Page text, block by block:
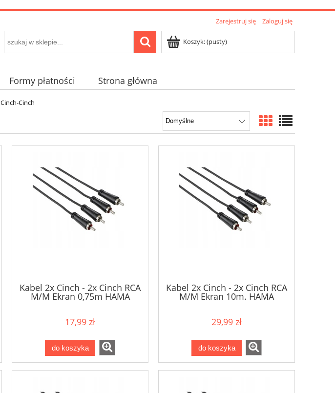
Zarejestruj się
Zaloguj się
Koszyk:(pusty)
Formy płatności Strona główna
Cinch-Cinch
Kabel 2x Cinch - 2x Cinch RCA
M/M Ekran 0,75m HAMA
17,99 zł
do koszyka
Kabel 2x Cinch - 2x Cinch RCA
M/M Ekran 10m. HAMA
29,99 zł
do koszyka